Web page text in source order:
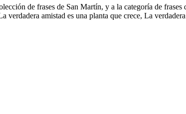
de frases de San Martín, y a la categoría de
verdadera amistad es una planta que crece, La